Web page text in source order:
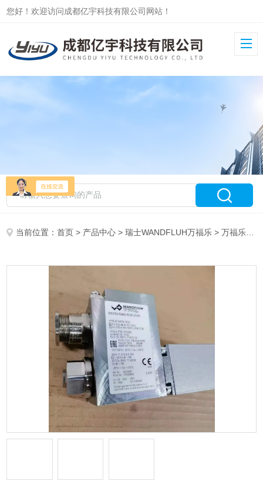
您好！欢迎访问成都亿宇科技有限公司网站！
当前位置：首页 > 产品中心 >瑞士WANDFLUH万福乐 >万福乐线圈